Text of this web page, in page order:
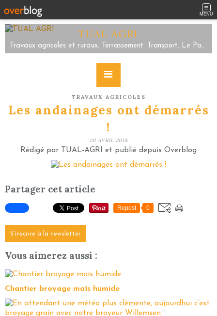
MENU
TUAL AGRI
Travaux agricoles et ruraux. Terrassement. Transport. Le Parc/Sartilly Baie Bocage/Servon. Tel 02.33.48.59.63
TRAVAUX AGRICOLES
Les andainages ont démarrés
!
20 AVRIL 2018
Rédigé par TUAL-AGRI et publié depuis Overblog
Partager cet article
Repost 0
S'inscrire à la newsletter
Vous aimerez aussi :
Chantier broyage maïs humide